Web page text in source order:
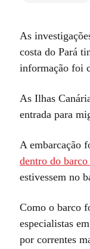
As
costa do Pará
informação foi
As Ilhas
entrada para
A embarcação
dentro do
estivessem no
Como o barco
especialistas
por correntes